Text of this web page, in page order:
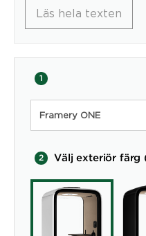
Läs hela texten
1
Framery ONE
2 Välj exteriör färg